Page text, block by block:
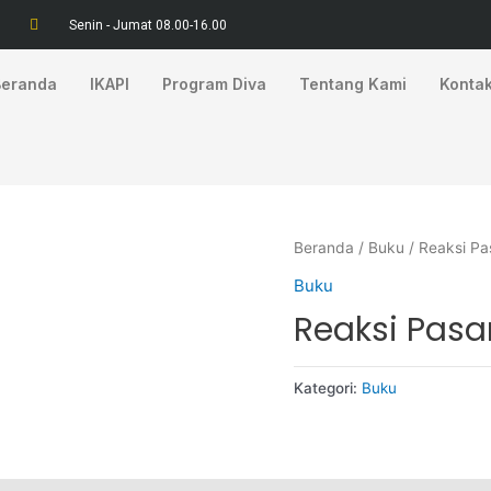
Senin - Jumat 08.00-16.00
IKAPI Program Diva Tentang Kami
Beranda / Buku / Reaksi
Buku
Reaksi
Kategori: Buku